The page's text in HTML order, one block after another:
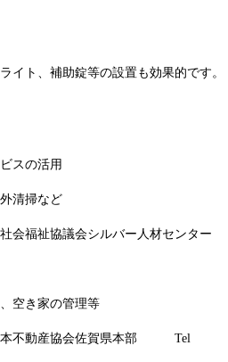
ト、補助錠等の設置も効果的です。
スの活用
清掃など
祉協議会シルバー人材センター
空き家の管理等
動産協会佐賀県本部 Tel